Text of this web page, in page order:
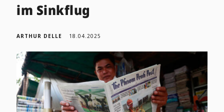
im Sinkflug
ARTHUR DELLE 18.04.2025